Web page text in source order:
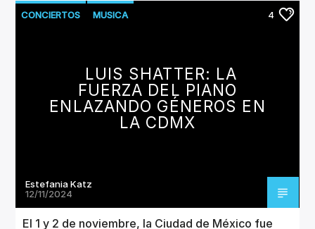
CONCIERTOS MUSICA 4
LUIS SHATTER: LA
FUERZA DEL PIANO
ENLAZANDO GÉNEROS EN
LA CDMX
Estefania Katz
12/11/2024
El 1 y 2 de noviembre, la Ciudad de México fue